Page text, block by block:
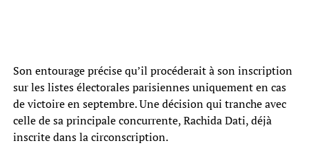
Son entourage précise qu’il procéderait à son inscription
sur les listes électorales parisiennes uniquement en cas
de victoire en septembre. Une décision qui tranche avec
celle de sa principale concurrente, Rachida Dati, déjà
inscrite dans la circonscription.